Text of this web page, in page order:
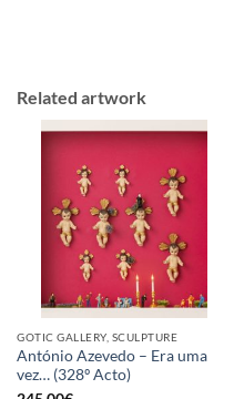
Related artwork
GOTIC GALLERY, SCULPTURE
António Azevedo – Era uma
vez… (328º Acto)